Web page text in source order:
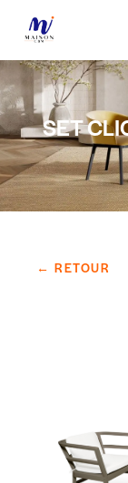
SET
← RETOUR